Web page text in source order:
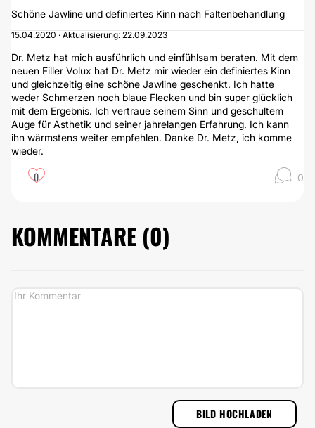
Schöne Jawline und definiertes Kinn nach Faltenbehandlung
15.04.2020 · Aktualisierung: 22.09.2023
Dr. Metz hat mich ausführlich und einfühlsam beraten. Mit dem
neuen Filler Volux hat Dr. Metz mir wieder ein definiertes Kinn
und gleichzeitig eine schöne Jawline geschenkt. Ich hatte
weder Schmerzen noch blaue Flecken und bin super glücklich
mit dem Ergebnis. Ich vertraue seinem Sinn und geschultem
Auge für Ästhetik und seiner jahrelangen Erfahrung. Ich kann
ihn wärmstens weiter empfehlen. Danke Dr. Metz, ich komme
wieder.
0 0
KOMMENTARE (0)
BILD HOCHLADEN